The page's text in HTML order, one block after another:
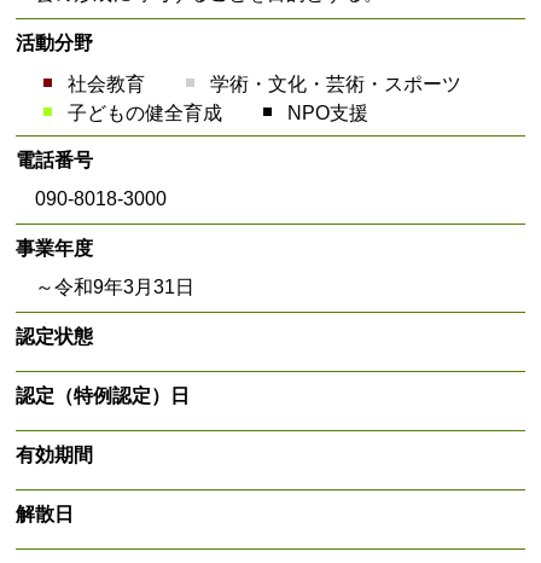
活動分野
社会教育
学術・文化・芸術・スポーツ
子どもの健全育成
NPO支援
電話番号
090-8018-3000
事業年度
～令和9年3月31日
認定状態
認定（特例認定）日
有効期間
解散日